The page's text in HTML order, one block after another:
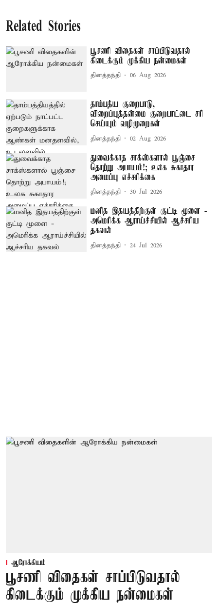
Related Stories
பூசணி விதைகள் சாப்பிடுவதால்
கிடைக்கும் முக்கிய நன்மைகள்
தினத்தந்தி 06 Aug 2026
தாம்பத்ய குறைபாடு,
விறைப்புத்தன்மை குறைபாட்டை சரி
செய்யும் வழிமுறைகள்
தினத்தந்தி 02 Aug 2026
துவைக்காத சாக்ஸ்களால் பூஞ்சை
தொற்று அபாயம்!; உலக சுகாதார
அமைப்பு எச்சரிக்கை
தினத்தந்தி 30 Jul 2026
மனித இதயத்திற்குள் குட்டி மூளை -
அமெரிக்க ஆராய்ச்சியில் ஆச்சரிய
தகவல்
தினத்தந்தி 24 Jul 2026
ஆரோக்கியம்
பூசணி விதைகள் சாப்பிடுவதால்
கிடைக்கும் முக்கிய நன்மைகள்